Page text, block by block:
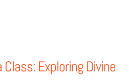
Class: Exploring Divine